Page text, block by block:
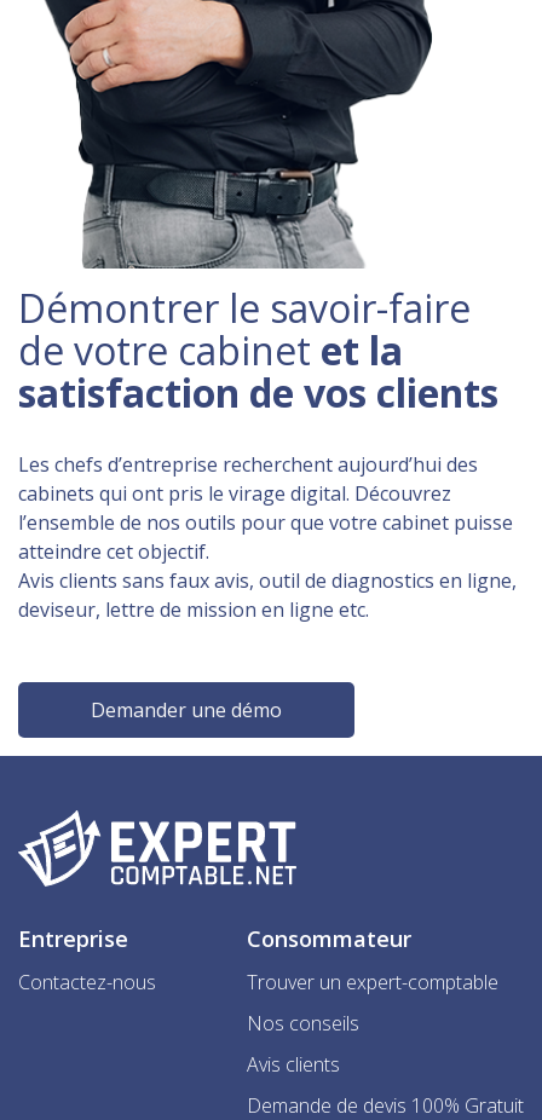
Démontrer le savoir-faire
de votre cabinet et la
satisfaction de vos clients
Les chefs d’entreprise recherchent aujourd’hui des
cabinets qui ont pris le virage digital. Découvrez
l’ensemble de nos outils pour que votre cabinet puisse
atteindre cet objectif.
Avis clients sans faux avis, outil de diagnostics en ligne,
deviseur, lettre de mission en ligne etc.
Demander une démo
Entreprise
Contactez-nous
Consommateur
Trouver un expert-comptable
Nos conseils
Avis clients
Demande de devis 100% Gratuit